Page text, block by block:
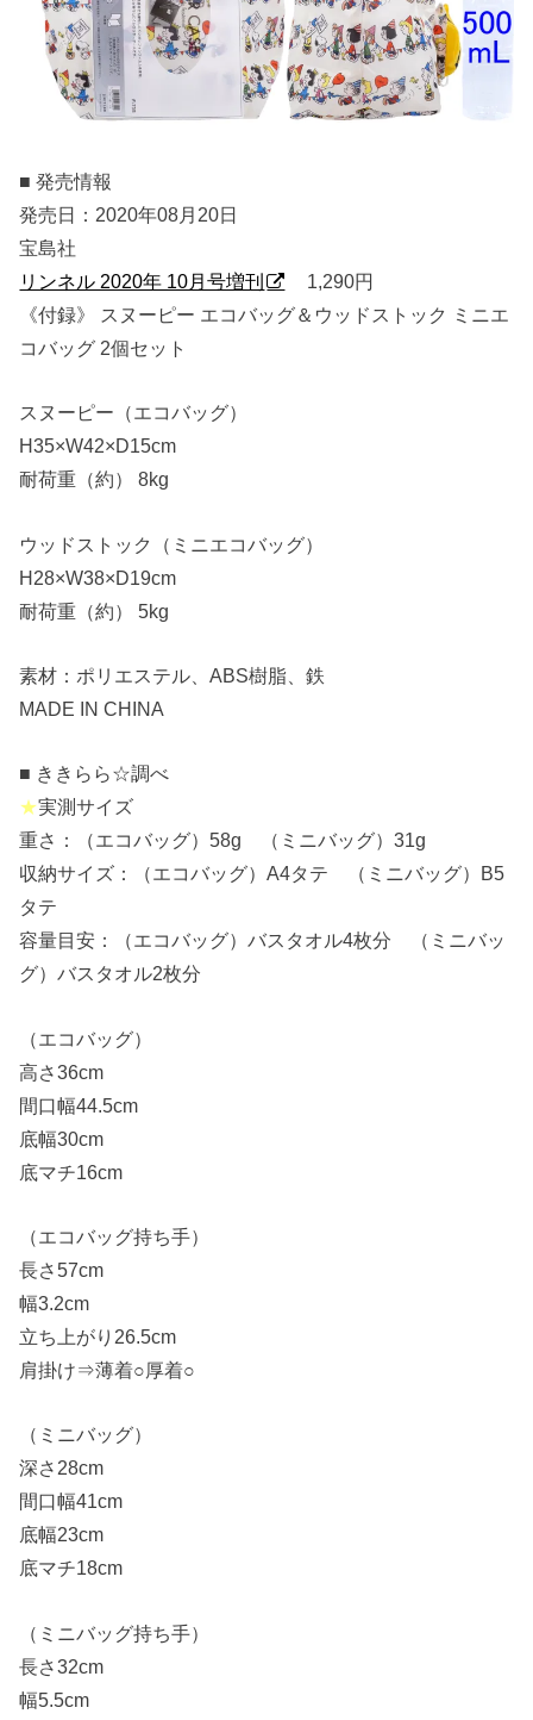
■ 発売情報
発売日：2020年08月20日
宝島社
リンネル 2020年 10月号増刊
1,290円
《付録》 スヌーピー エコバッグ＆ウッドストック ミニエ
コバッグ 2個セット
スヌーピー（エコバッグ）
H35×W42×D15cm
耐荷重（約） 8kg
ウッドストック（ミニエコバッグ）
H28×W38×D19cm
耐荷重（約） 5kg
素材：ポリエステル、ABS樹脂、鉄
MADE IN CHINA
■ ききらら☆調べ
★実測サイズ
重さ：（エコバッグ）58g （ミニバッグ）31g
収納サイズ：（エコバッグ）A4タテ （ミニバッグ）B5
タテ
容量目安：（エコバッグ）バスタオル4枚分 （ミニバッ
グ）バスタオル2枚分
（エコバッグ）
高さ36cm
間口幅44.5cm
底幅30cm
底マチ16cm
（エコバッグ持ち手）
長さ57cm
幅3.2cm
立ち上がり26.5cm
肩掛け⇒薄着○厚着○
（ミニバッグ）
深さ28cm
間口幅41cm
底幅23cm
底マチ18cm
（ミニバッグ持ち手）
長さ32cm
幅5.5cm